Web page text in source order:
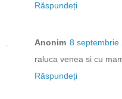
Răspundeți
Anonim 8 septembrie
raluca venea si cu
Răspundeți